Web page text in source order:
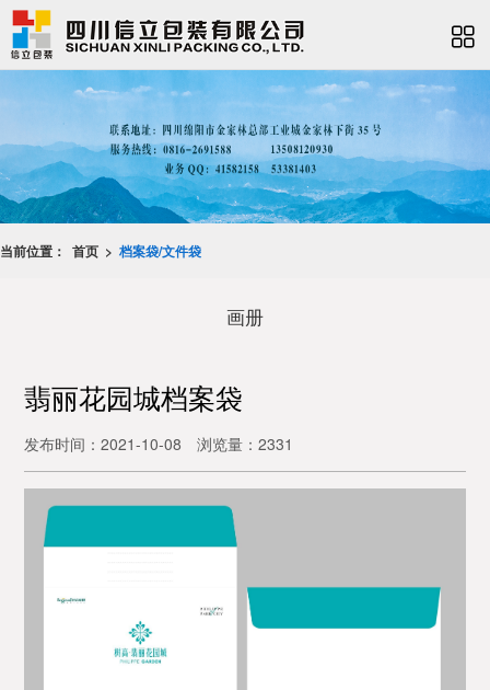
当前位置： 首页 > 档案袋/文件袋
画册
翡丽花园城档案袋
发布时间：2021-10-08 浏览量：2331